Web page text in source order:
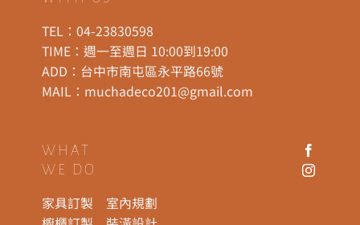
TEL：04-23830598
TIME：週一至週日 10:00到19:00
ADD： 台中市南屯區永平路66號
MAIL： muchadeco201@gmail.com
WHAT
WE DO
家具訂製
室內規劃